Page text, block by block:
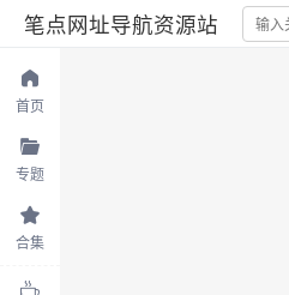
笔点网址导航资源站
首页
专题
合集